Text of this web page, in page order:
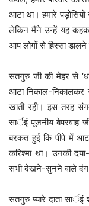
आटा था। हमारे
लेकिन मैंने उन्हें यह
आप लोगों से हिस्सा
सतगुरु जी की मेहर से
आटा निकाल-
खाती रही। इस तरह
सार्इं पूजनीय बेपरवाह
बरकत हुई कि पीपे में
करिश्मा था। उनकी
सभी देखने-सुनने वाले दंग
सतगुरु प्यारे दाता सार्इं